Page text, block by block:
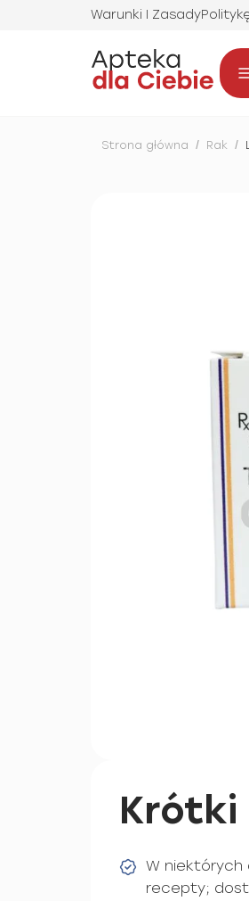
Warunki I Zasady
Strona główna / Rak /
Krótki
W niektórych
recepty;